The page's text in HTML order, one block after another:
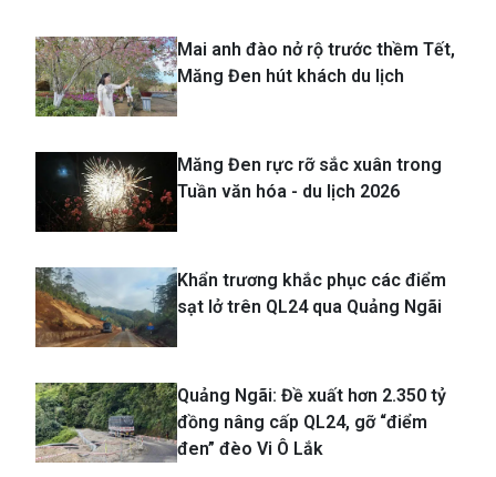
Mai anh đào nở rộ trước thềm Tết,
Măng Đen hút khách du lịch
Măng Đen rực rỡ sắc xuân trong
Tuần văn hóa - du lịch 2026
Khẩn trương khắc phục các điểm
sạt lở trên QL24 qua Quảng Ngãi
Quảng Ngãi: Đề xuất hơn 2.350 tỷ
đồng nâng cấp QL24, gỡ “điểm
đen” đèo Vi Ô Lắk